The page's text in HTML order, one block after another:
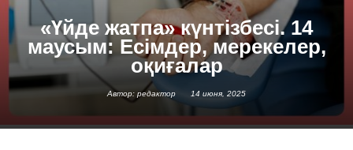
«Үйде жатпа» күнтізбесі. 14
маусым: Есімдер, мерекелер,
оқиғалар
Автор: редактор 14 июня, 2025